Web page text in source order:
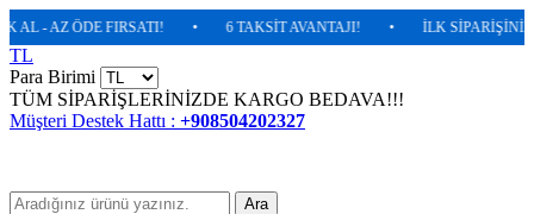
- AZ ÖDE FIRSATI! 6 TAKSİT AVANTAJI! İLK SİPARİŞİNİZDE
TL
Para Birimi
TÜM SİPARİŞLERİNİZDE KARGO BEDAVA!!!
Müşteri Destek Hattı : +908504202327
Ara